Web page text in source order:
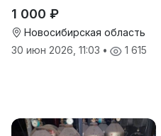
паллет и поддонов
1 000 ₽
Новосибирская область
30 июн 2026, 11:03 • 1 615